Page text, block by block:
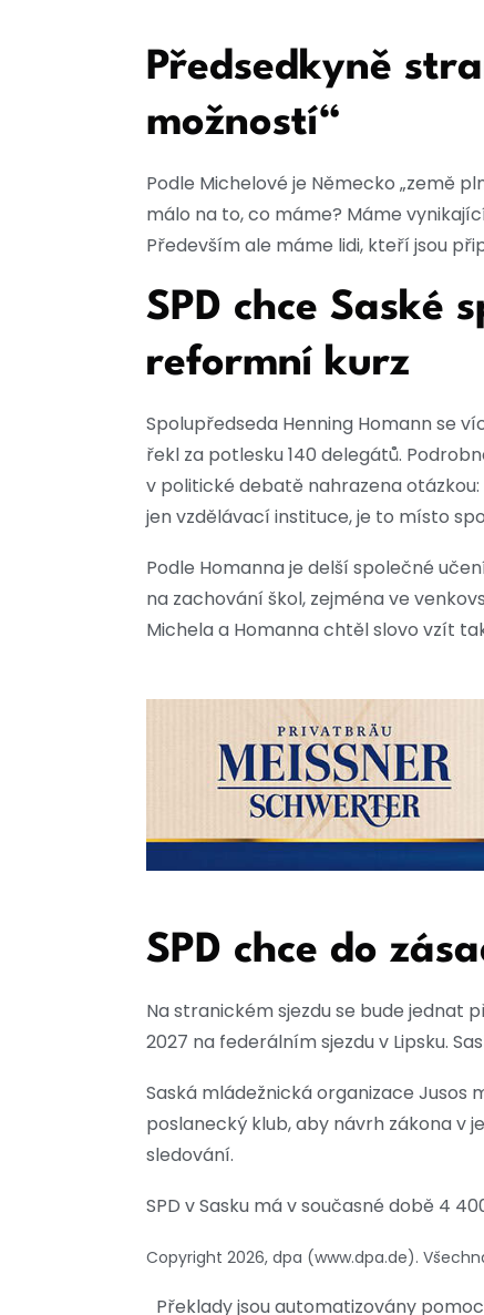
Předsedkyně
možností“
Podle Michelové je Německo „země
málo na to, co máme? Máme
Především ale máme lidi, kteří jsou
SPD chce Saské
reformní kurz
Spolupředseda Henning Homann se
řekl za potlesku 140 delegátů.
v politické debatě nahrazena
jen vzdělávací instituce, je to místo
Podle Homanna je delší společné
na zachování škol, zejména ve
Michela a Homanna chtěl slovo vzít
SPD chce do
Na stranickém sjezdu se bude jednat
2027 na federálním sjezdu v Lipsku.
Saská mládežnická organizace Jusos
poslanecký klub, aby návrh zákona v
sledování.
SPD v Sasku má v současné době 4
Copyright 2026, dpa (www.dpa.de).
Překlady jsou automatizovány